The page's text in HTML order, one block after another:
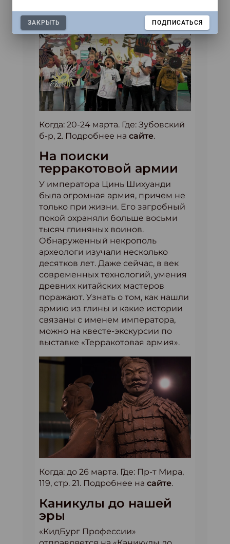
Когда: 20-24 марта. Где: Зубовский
б-р, 2. Подробнее на сайте.
На поиски
терракотовой армии
У императора Цинь Шихуанди
была огромная армия, причем не
только при жизни. Его загробный
покой охраняли больше восьми
тысяч глиняных воинов.
Обнаруженный некрополь
археологи изучали несколько
десятков лет. Даже сейчас, в век
современных технологий, умения
древних китайских мастеров
поражают. Узнать о том, как нашли
армию из глины и какие истории
связаны с именем императора,
можно на квесте-экскурсии по
выставке «Терракотовая армия».
Когда: до 26 марта. Где: Пр-т Мира,
119, стр. 21. Подробнее на сайте.
Каникулы до нашей
эры
«КидБург Профессии»
ЗАКРЫТЬ ПОДПИСАТЬСЯ